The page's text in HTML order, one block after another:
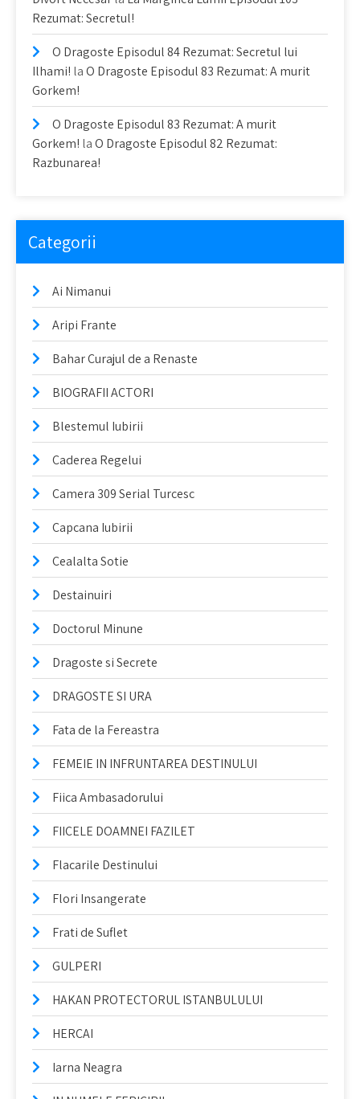
Rezumat: Secretul!
O Dragoste Episodul 84 Rezumat: Secretul lui
Ilhami! laO Dragoste Episodul 83 Rezumat: A murit
Gorkem!
O Dragoste Episodul 83 Rezumat: A murit
Gorkem! laO Dragoste Episodul 82 Rezumat:
Razbunarea!
Categorii
Ai Nimanui
Aripi Frante
Bahar Curajul de a Renaste
BIOGRAFII ACTORI
Blestemul Iubirii
Caderea Regelui
Camera 309 Serial Turcesc
Capcana Iubirii
Cealalta Sotie
Destainuiri
Doctorul Minune
Dragoste si Secrete
DRAGOSTE SI URA
Fata de la Fereastra
FEMEIE IN INFRUNTAREA DESTINULUI
Fiica Ambasadorului
FIICELE DOAMNEI FAZILET
Flacarile Destinului
Flori Insangerate
Frati de Suflet
GULPERI
HAKAN PROTECTORUL ISTANBULULUI
HERCAI
Iarna Neagra